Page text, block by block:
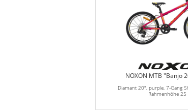
NOXON MTB "Banjo
Diamant 20", purple, 7-Gang
Rahmenhöhe 25